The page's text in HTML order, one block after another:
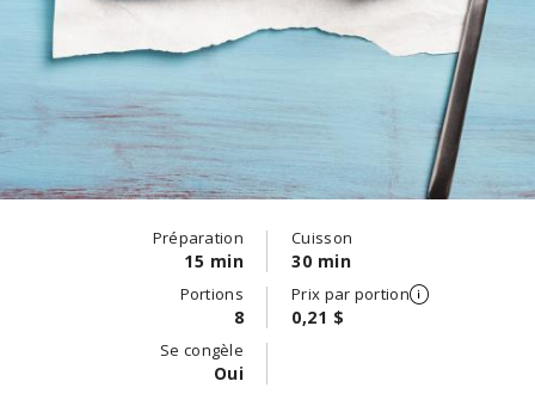
Préparation
15 min
Cuisson
30 min
Portions
8
Prix par portion
0,21 $
Se congèle
Oui